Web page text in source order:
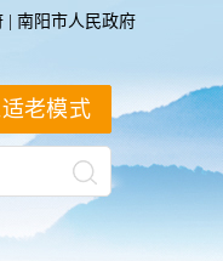
南阳市人民政府
老模式